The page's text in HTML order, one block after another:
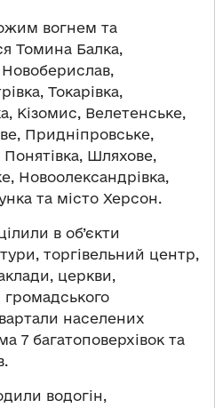
вогнем та
Томина Балка,
Токарівка,
Кізомис, Велетенське,
Придніпровське,
Шляхове,
Новоолександрівка,
та місто Херсон.
в об’єкти
торгівельний центр,
церкви,
громадського
населених
7 багатоповерхівок та
водогін,